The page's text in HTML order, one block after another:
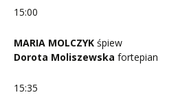
15:00
MARIA MOLCZYK śpiew
Dorota Moliszewska fortepian
15:35